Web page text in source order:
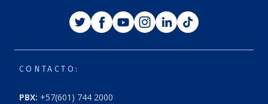
TwitterFacebook
YoutubeInstagram
LinkedinTiktok
CONTACTO:
PBX: +57(601) 744 2000